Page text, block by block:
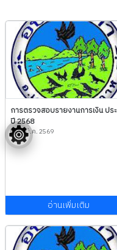
การตรวจสอบรายงานการเงิน ปร
ปี 2568
27 มี.ค. 2569
อ่านเพิ่มเติม